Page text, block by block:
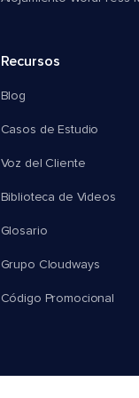
Recursos
Blog
Casos de Estudio
Voz del Cliente
Biblioteca de Videos
Glosario
Grupo Cloudways
Código Promocional